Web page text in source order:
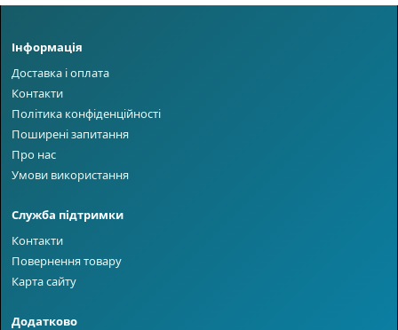
Інформація
Доставка і оплата
Контакти
Політика конфіденційності
Поширені запитання
Про нас
Умови використання
Служба підтримки
Контакти
Повернення товару
Карта сайту
Додатково